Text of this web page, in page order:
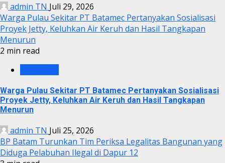
admin TN Juli 29, 2026
Warga Pulau Sekitar PT Batamec Pertanyakan Sosialisasi
Proyek Jetty, Keluhkan Air Keruh dan Hasil Tangkapan
Menurun
2 min read
Warga Pulau Sekitar PT Batamec Pertanyakan Sosialisasi
Proyek Jetty, Keluhkan Air Keruh dan Hasil Tangkapan
Menurun
admin TN Juli 25, 2026
BP Batam Turunkan Tim Periksa Legalitas Bangunan yang
Diduga Pelabuhan Ilegal di Dapur 12